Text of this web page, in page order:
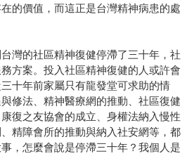
的價值，而這正是台灣精神病患的處
灣的社區精神復健停滯了三十年，社
方案。投入社區精神復健的人或許會
十年前家屬只有龍發堂可求助的情
修法、精神醫療網的推動、社區復健
復之友協會的成立、身權法納入慢性
精障會所的推動與納入社安網等，都
，怎麼會說是停滯三十年？我個人是